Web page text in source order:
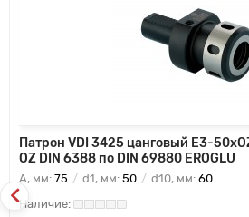
Патрон VDI 3425 цанговый E3-
OZ DIN 6388 по DIN 69880 EROGLU
A, мм: 75 d1, мм: 50 d10, мм: 60